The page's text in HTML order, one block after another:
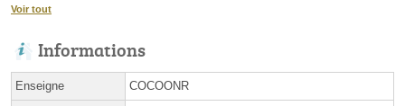
Voir tout
Informations
Enseigne COCOONR